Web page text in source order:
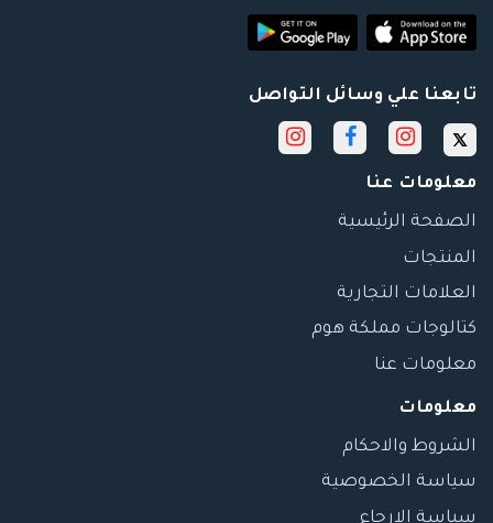
تابعنا علي وسائل التواصل
معلومات عنا
الصفحة الرئيسية
المنتجات
العلامات التجارية
كتالوجات مملكة هوم
معلومات عنا
معلومات
الشروط والاحكام
سياسة الخصوصية
سياسة الارجاع